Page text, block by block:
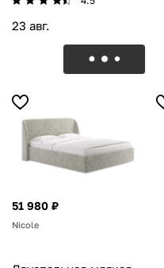
23 авг.
51 980 ₽
Nicole